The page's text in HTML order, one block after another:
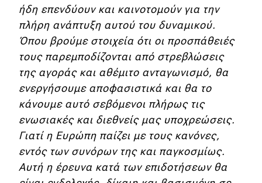
ήδη επενδύουν και καινοτομούν για την
πλήρη ανάπτυξη αυτού του δυναμικού.
Όπου βρούμε στοιχεία ότι οι προσπάθειές
τους παρεμποδίζονται από στρεβλώσεις
της αγοράς και αθέμιτο ανταγωνισμό, θα
ενεργήσουμε αποφασιστικά και θα το
κάνουμε αυτό σεβόμενοι πλήρως τις
ενωσιακές και διεθνείς μας υποχρεώσεις.
Γιατί η Ευρώπη παίζει με τους κανόνες,
εντός των συνόρων της και παγκοσμίως.
Αυτή η έρευνα κατά των επιδοτήσεων θα